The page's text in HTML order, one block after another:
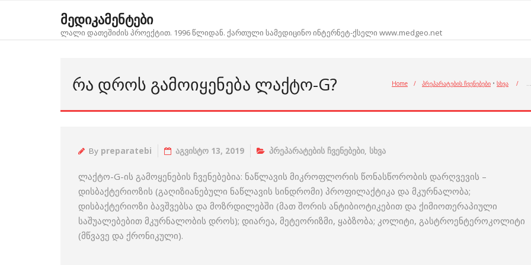
მედიკამენტები
ლალი დათეშიძის პროექტით. 1996 წლიდან. ქართული სამედიცინო ინტერნეტ-ქსელი www.medgeo.net
ᲠᲐ ᲓᲠᲝᲡ ᲒᲐᲛᲝᲘᲧᲔᲜᲔᲑᲐ ᲚᲐᲥᲢᲝ-G? Home / პრეპარატების ჩვენებები • სხვა / …
By preparatebi აგვისტო 13, 2019 პრეპარატების ჩვენებები, სხვა
ლაქტო-G-ის გამოყენების ჩვენებებია: ნაწლავის მიკროფლორის წონასწორობის დარღვევის –
დისბაქტერიოზის (გაღიზიანებული ნაწლავის სინდრომი) პროფილაქტიკა და მკურნალობა;
დისბაქტერიოზი ბავშვებსა და მოზრდილებში (მათ შორის ანტიბიოტიკებით და ქიმიოთერაპიული
საშუალებებით მკურნალობის დროს); დიარეა, მეტეორიზმი, ყაბზობა; კოლიტი, გასტროენტეროკოლიტი
(მწვავე და ქრონიკული).